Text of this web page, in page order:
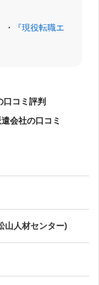
・
『現役転職エ
口コミ評判
会社の口コミ
山人材センター)